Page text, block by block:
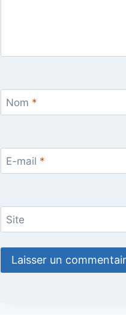
Nom *
E-mail *
Site